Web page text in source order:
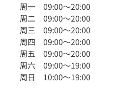
周一 09:00～20:00
周二 09:00～20:00
周三 09:00～20:00
周四 09:00～20:00
周五 09:00～20:00
周六 09:00～19:00
周日 10:00～19:00